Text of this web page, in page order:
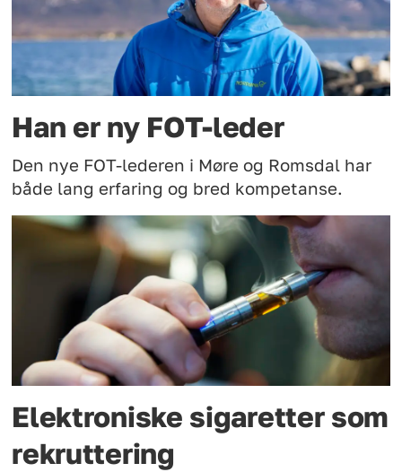
Han er ny FOT-leder
Den nye FOT-lederen i Møre og Romsdal har
både lang erfaring og bred kompetanse.
Elektroniske sigaretter som
rekruttering